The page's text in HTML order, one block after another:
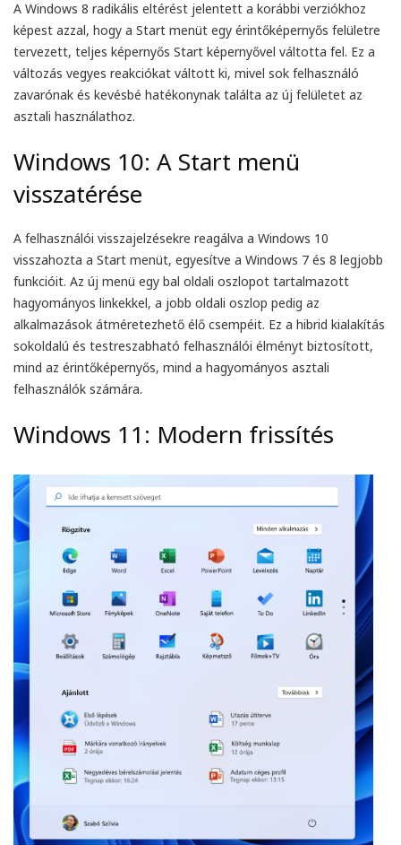
A Windows 8 radikális eltérést jelentett a korábbi verziókhoz
képest azzal, hogy a Start menüt egy érintőképernyős felületre
tervezett, teljes képernyős Start képernyővel váltotta fel. Ez a
változás vegyes reakciókat váltott ki, mivel sok felhasználó
zavarónak és kevésbé hatékonynak találta az új felületet az
asztali használathoz.
Windows 10: A Start menü
visszatérése
A felhasználói visszajelzésekre reagálva a Windows 10
visszahozta a Start menüt, egyesítve a Windows 7 és 8 legjobb
funkcióit. Az új menü egy bal oldali oszlopot tartalmazott
hagyományos linkekkel, a jobb oldali oszlop pedig az
alkalmazások átméretezhető élő csempéit. Ez a hibrid kialakítás
sokoldalú és testreszabható felhasználói élményt biztosított,
mind az érintőképernyős, mind a hagyományos asztali
felhasználók számára.
Windows 11: Modern frissítés